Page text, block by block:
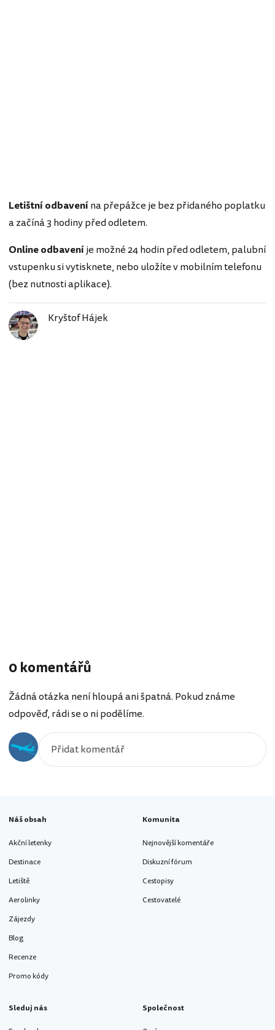
Letištní odbavenína přepážce je bez přidaného poplatku
a začíná 3 hodiny před odletem.
Online odbaveníje možné 24 hodin před odletem, palubní
vstupenku si vytisknete, nebo uložíte v mobilním telefonu
(bez nutnosti aplikace).
Kryštof Hájek
0 komentářů
Žádná otázka není hloupá ani špatná. Pokud známe
odpověď, rádi se o ni podělíme.
Náš obsah
Akční letenky
Destinace
Letiště
Aerolinky
Zájezdy
Blog
Recenze
Promo kódy
Komunita
Nejnovější komentáře
Diskuzní fórum
Cestopisy
Cestovatelé
Sleduj nás Společnost